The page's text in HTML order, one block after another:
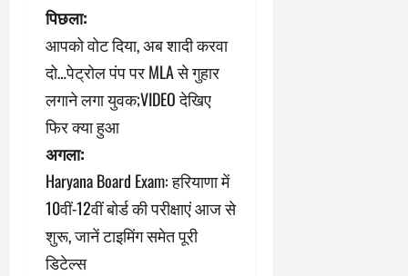
पो
स्ट
ने
वि
गे
श
न
पिछला:
आपको वोट दिया, अब शादी करवा
दो…पेट्रोल पंप पर MLA से गुहार
लगाने लगा युवक;VIDEO देखिए
फिर क्या हुआ
अगला:
Haryana Board Exam: हरियाणा में
10वीं-12वीं बोर्ड की परीक्षाएं आज से
शुरू, जानें टाइमिंग समेत पूरी
डिटेल्स